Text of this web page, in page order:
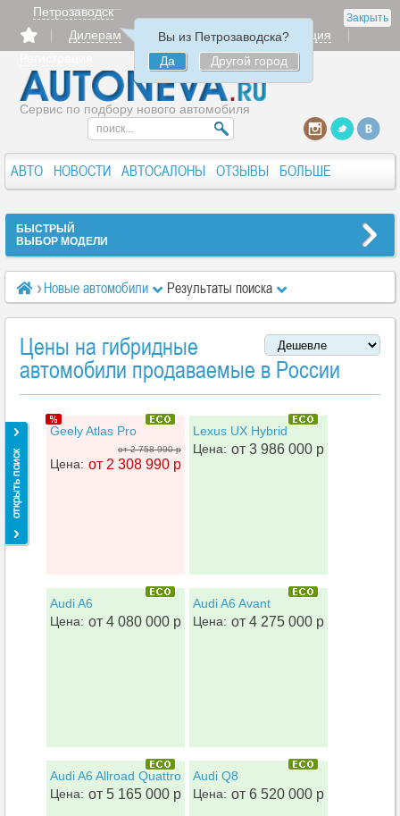
Закрыть
Петрозаводск
Вы из Петрозаводска?
Да
Другой город
Дилерам Продать
Авторизация
Сервис по подбору нового автомобиля
АВТО НОВОСТИ АВТОСАЛОНЫ ОТЗЫВЫ БОЛЬШЕ
БЫСТРЫЙ
ВЫБОР МОДЕЛИ
Новые автомобили Результаты поиска
Цены на гибридные
автомобили продаваемые в России
Geely Atlas Pro
от 2 758 990 р
от 2 308 990 р
Цена:
Lexus UX Hybrid
от 3 986 000 р
Цена:
Audi A6
от 4 080 000 р
Цена:
Audi A6 Avant
от 4 275 000 р
Цена:
Audi A6 Allroad Quattro
от 5 165 000 р
Цена:
Audi Q8
от 6 520 000 р
Цена: